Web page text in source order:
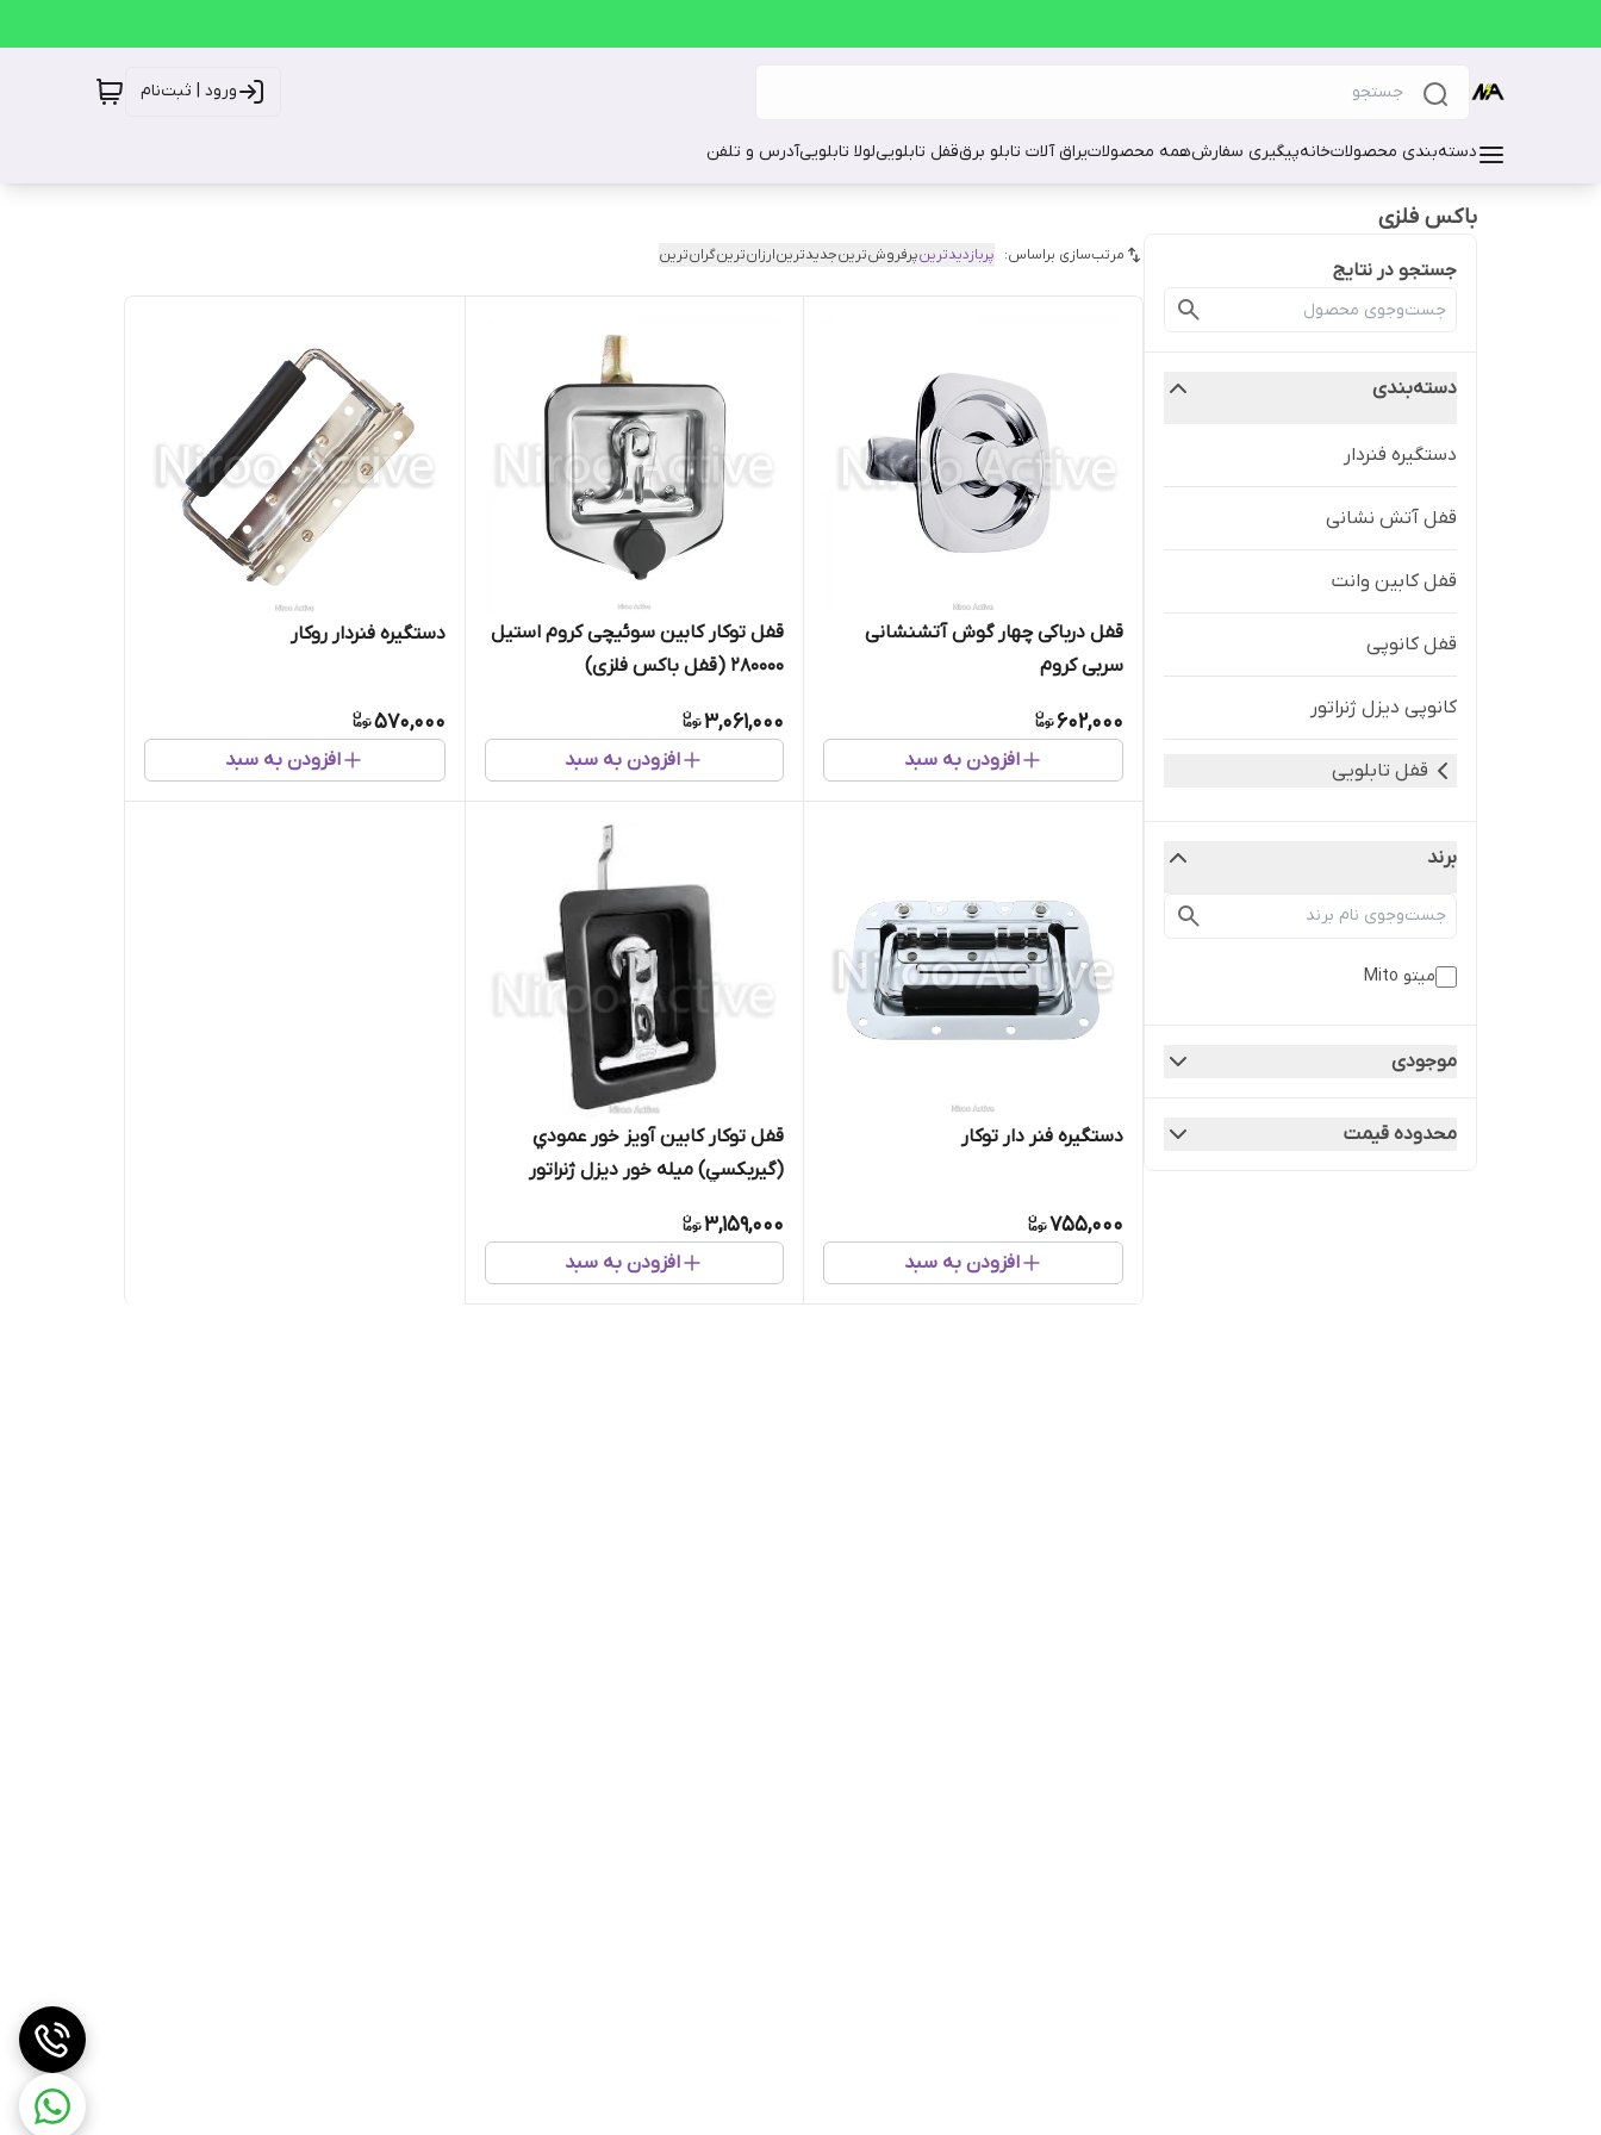
ورود | ثبت‌نام
دسته‌بندی محصولاتخانهپیگیری سفارشهمه محصولاتیراق آلات تابلو برققفل تابلوییلولا تابلوییآدرس و تلفن
باکس فلزی
جستجو در نتایج
دسته‌بندی
دستگیره فنردار
قفل آتش نشانی
قفل کابین وانت
قفل کانوپی
کانوپی دیزل ژنراتور
قفل تابلویی
برند
میتو Mito
موجودی
محدوده قیمت
مرتب‌سازی براساس: پربازدیدترینپرفروش‌ترینجدیدترینارزان‌ترینگران‌ترین
قفل درباکی چهار گوش آتشنشانی
سربی کروم
602,000
افزودن به سبد
قفل توکار کابین سوئیچی کروم استیل
280000 (قفل باکس فلزی)
3,061,000
افزودن به سبد
دستگیره فنردار روکار
570,000
افزودن به سبد
دستگیره فنر دار توکار
755,000
افزودن به سبد
قفل توكار کابین آويز خور عمودي
(گيربكسي) میله خور دیزل ژنراتور
3,159,000
افزودن به سبد